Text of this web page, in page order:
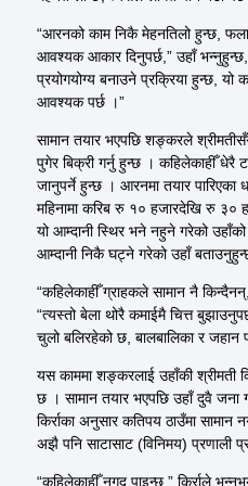
“आरनको काम निकै मेहनतिलो हुन्छ,
आवश्यक आकार दिनुपर्छ,” उहाँ भन्नुहुन्छ,
प्रयोगयोग्य बनाउने प्रक्रिया हुन्छ, यो
आवश्यक पर्छ ।”
सामान तयार भएपछि शङ्करले
पुगेर बिक्री गर्नु हुन्छ । कहिलेकाहीँ धेरै
जानुपर्ने हुन्छ । आरनमा तयार पारिएका
महिनामा करिब रु १० हजारदेखि रु ३०
यो आम्दानी स्थिर भने नहुने गरेको
आम्दानी निकै घट्ने गरेको उहाँ
“कहिलेकाहीँ ग्राहकले सामान नै
“त्यस्तो बेला थोरै कमाईमै चित्त
चुलो बलिरहेको छ, बालबालिका र जहान
यस काममा शङ्करलाई उहाँकी श्रीमती
छ । सामान तयार भएपछि उहाँ दुवै जना
किर्राका अनुसार कतिपय ठाउँमा सामान
अझै पनि साटासाट (विनिमय) प्रणाली
“कहिलेकाहीँ नगद पाइन्छ,” किर्राले